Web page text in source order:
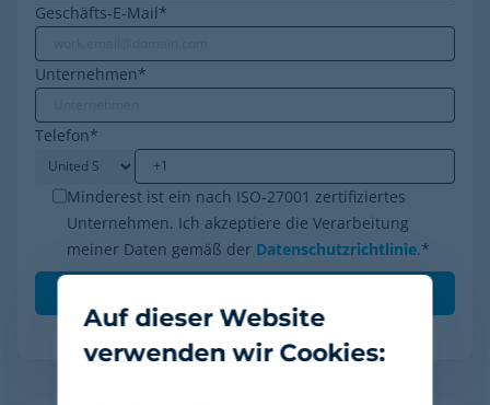
Geschäfts-E-Mail*
Unternehmen*
Telefon*
Minderest ist ein nach ISO-27001 zertifiziertes
Unternehmen. Ich akzeptiere die Verarbeitung
meiner Daten gemäß der Datenschutzrichtlinie.*
Auf dieser Website
verwenden wir Cookies: